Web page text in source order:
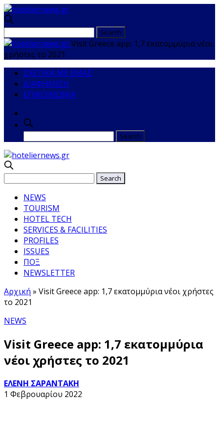
Visit Greece app: 1,7 εκατομμύρια νέοι
χρήστες το 2021
ΣΧΕΤΙΚΑ ΜΕ ΕΜΑΣ
ΔΙΑΦΗΜΙΣΗ
ΕΠΙΚΟΙΝΩΝΙΑ
NEWS
TOURISM
HOTEL TECH
SERVICES & FACILITIES
PROFILES
ISSUES
ΠΟΞ
NEWSLETTER
Αρχική » Visit Greece app: 1,7 εκατομμύρια νέοι χρήστες
το 2021
NEWS
Visit Greece app: 1,7 εκατομμύρια
νέοι χρήστες το 2021
ΕΛΕΝΗ ΣΑΡΑΝΤΑΚΗ
1 Φεβρουαρίου 2022